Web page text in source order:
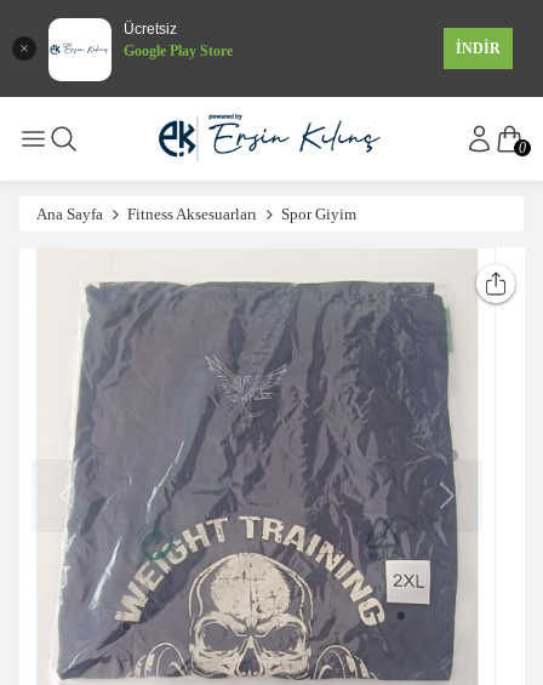
Ücretsiz
Google Play Store
İNDİR
0
Ana Sayfa Fitness Aksesuarları Spor Giyim